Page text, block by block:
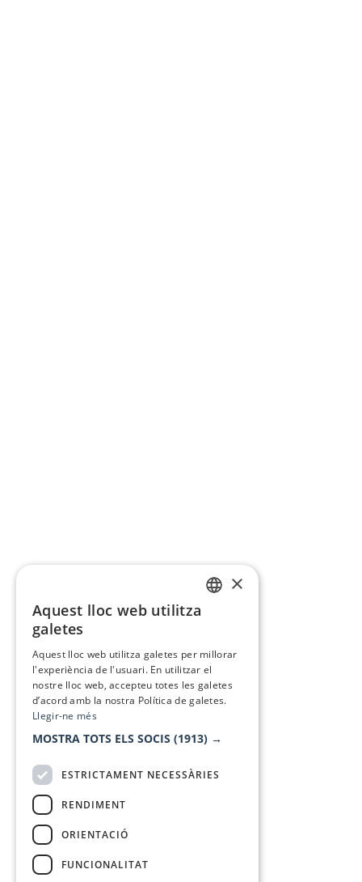
×
Aquest lloc web utilitza
galetes
Aquest lloc web utilitza galetes per millorar
l'experiència de l'usuari. En utilitzar el
nostre lloc web, accepteu totes les galetes
d’acord amb la nostra Política de galetes.
Llegir-ne més
MOSTRA TOTS ELS SOCIS (1913) →
ESTRICTAMENT NECESSÀRIES
RENDIMENT
ORIENTACIÓ
FUNCIONALITAT